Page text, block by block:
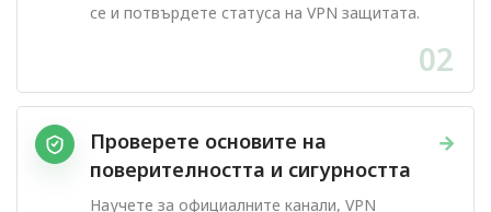
се и потвърдете статуса на VPN защитата.
02
→
Проверете основите на
поверителността и сигурността
Научете за официалните канали, VPN